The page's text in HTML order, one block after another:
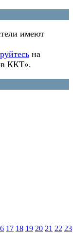
имеют
на
ККТ».
17 18 19 20 21 22 23